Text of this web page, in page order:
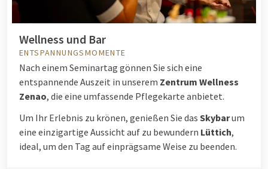
Wellness und Bar
ENTSPANNUNGSMOMENTE
Nach einem Seminartag gönnen Sie sich eine
entspannende Auszeit in unserem Zentrum Wellness
Zenao, die eine umfassende Pflegekarte anbietet.
Um Ihr Erlebnis zu krönen, genießen Sie das Skybarum
eine einzigartige Aussicht auf zu bewundern Lüttich,
ideal, um den Tag auf einprägsame Weise zu beenden.